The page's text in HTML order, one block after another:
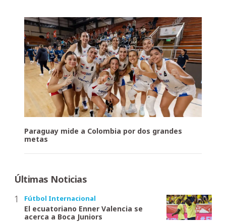
Paraguay mide a Colombia por dos grandes
metas
Últimas Noticias
Fútbol Internacional
El ecuatoriano Enner Valencia se
acerca a Boca Juniors